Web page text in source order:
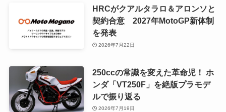
HRCがクアルタラロ＆アロンソと
契約合意 2027年MotoGP新体制
を発表
2026年7月22日
250ccの常識を変えた革命児！ ホ
ンダ「VT250F」を絶版プラモデ
ルで振り返る
2026年7月19日